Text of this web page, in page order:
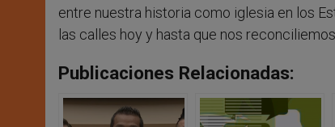
entre nuestra historia como iglesia en los
las calles hoy y hasta que nos
Publicaciones Relacionadas: